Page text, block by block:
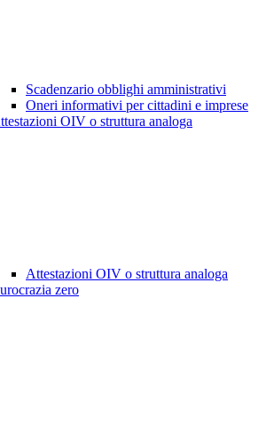
Scadenzario obblighi amministrativi
Oneri informativi per cittadini e imprese
OIV o struttura analoga
Attestazioni OIV o struttura analoga
zero